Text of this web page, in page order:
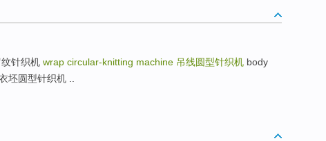
针织机 wrap circular-knitting machine 吊线圆型针织机 body
坯圆型针织机 ..